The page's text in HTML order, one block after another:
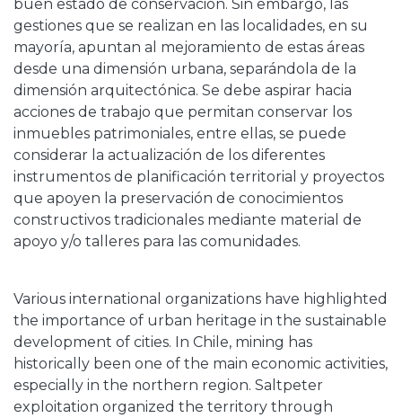
buen estado de conservación. Sin embargo, las
gestiones que se realizan en las localidades, en su
mayoría, apuntan al mejoramiento de estas áreas
desde una dimensión urbana, separándola de la
dimensión arquitectónica. Se debe aspirar hacia
acciones de trabajo que permitan conservar los
inmuebles patrimoniales, entre ellas, se puede
considerar la actualización de los diferentes
instrumentos de planificación territorial y proyectos
que apoyen la preservación de conocimientos
constructivos tradicionales mediante material de
apoyo y/o talleres para las comunidades.
Various international organizations have highlighted
the importance of urban heritage in the sustainable
development of cities. In Chile, mining has
historically been one of the main economic activities,
especially in the northern region. Saltpeter
exploitation organized the territory through